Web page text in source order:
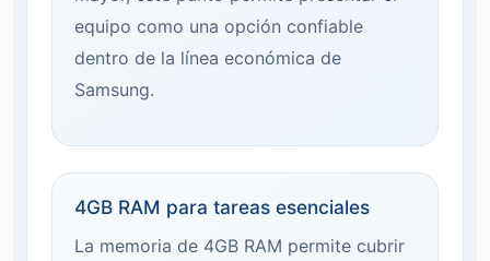
equipo como una opción confiable
dentro de la línea económica de
Samsung.
4GB RAM para tareas esenciales
La memoria de 4GB RAM permite cubrir